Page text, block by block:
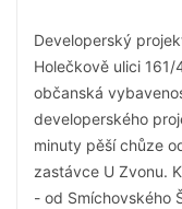
Developerský
Holečkově ulici
občanská
developerského
minuty pěší chůze
zastávce U Zvonu.
- od Smíchovského